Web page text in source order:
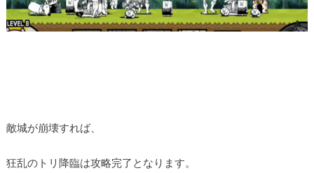
敵城が崩壊すれば、
狂乱のトリ降臨は攻略完了となります。